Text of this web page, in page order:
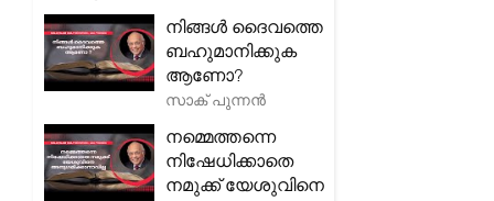
നിങ്ങൾ ദൈവത്തെ
ബഹുമാനിക്കുക
ആണോ?
സാക് പുന്നൻ
നമ്മെത്തന്നെ
നിഷേധിക്കാതെ
നമുക്ക് യേശുവിനെ